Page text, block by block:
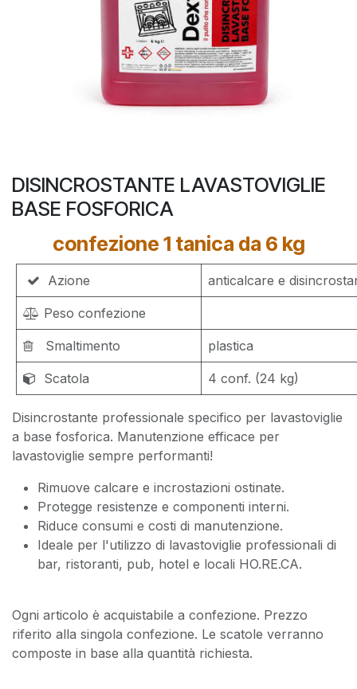
DISINCROSTANTE LAVASTOVIGLIE
BASE FOSFORICA
confezione 1 tanica da 6 kg
Azione anticalcare e
Peso confezione
Smaltimento plastica
Scatola 4 conf. (24 kg)
Disincrostante professionale specifico per lavastoviglie
a base fosforica. Manutenzione efficace per
lavastoviglie sempre performanti!
Rimuove calcare e incrostazioni ostinate.
Protegge resistenze e componenti interni.
Riduce consumi e costi di manutenzione.
Ideale per l'utilizzo di lavastoviglie professionali di
bar, ristoranti, pub, hotel e locali HO.RE.CA.
Ogni articolo è acquistabile a confezione. Prezzo
riferito alla singola confezione. Le scatole verranno
composte in base alla quantità richiesta.